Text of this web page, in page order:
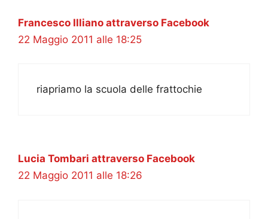
Francesco Illiano attraverso Facebook
22 Maggio 2011 alle 18:25
riapriamo la scuola delle frattochie
Lucia Tombari attraverso Facebook
22 Maggio 2011 alle 18:26